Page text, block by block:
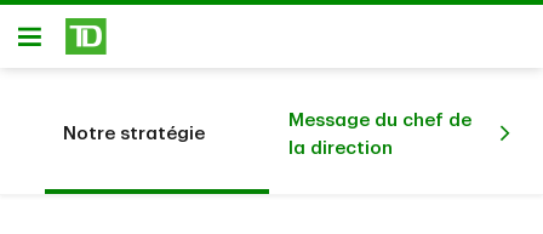
Passer au contenu principal
Ouvert
Notre stratégie
Message du chef de
la direction